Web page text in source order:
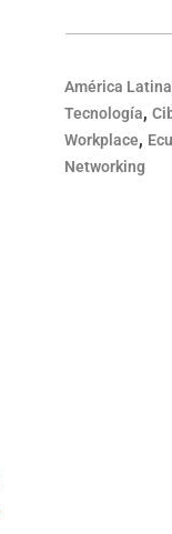
América Latina
Tecnología,
Workplace,
Networking